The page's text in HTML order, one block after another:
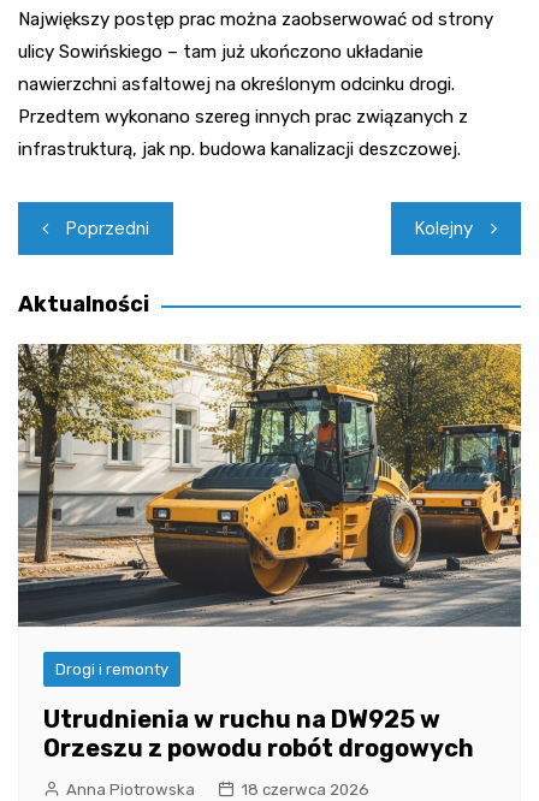
Największy postęp prac można zaobserwować od strony
ulicy Sowińskiego – tam już ukończono układanie
nawierzchni asfaltowej na określonym odcinku drogi.
Przedtem wykonano szereg innych prac związanych z
infrastrukturą, jak np. budowa kanalizacji deszczowej.
Nawigacja
wpisu
Poprzedni Kolejny
Aktualności
Drogi i remonty
Utrudnienia w ruchu na DW925 w
Orzeszu z powodu robót drogowych
Anna Piotrowska 18 czerwca 2026